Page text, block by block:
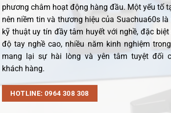
phương châm hoạt động hàng đầu. Một yếu tố
nên niềm tin và thương hiệu của Suachua60s là
kỹ thuật uy tín đầy tâm huyết với nghề, đặc biệt
độ tay nghề cao, nhiều năm kinh nghiệm
mang lại sự hài lòng và yên tâm tuyệt đối
khách hàng.
HOTLINE: 0964 308 308